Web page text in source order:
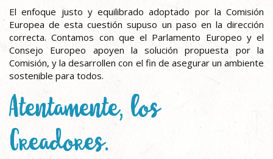
El enfoque justo y equilibrado adoptado por la Comisión
Europea de esta cuestión supuso un paso en la dirección
correcta. Contamos con que el Parlamento Europeo y el
Consejo Europeo apoyen la solución propuesta por la
Comisión, y la desarrollen con el fin de asegurar un ambiente
sostenible para todos.
Atentamente, los
Creadores.